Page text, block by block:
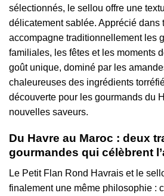
sélectionnés, le sellou offre une
délicatement sablée. Apprécié dans
accompagne traditionnellement les
familiales, les fêtes et les moments
goût unique, dominé par les
chaleureuses des ingrédients
découverte pour les gourmands du
nouvelles saveurs.
Du Havre au Maroc : deux
gourmandes qui célèbrent
Le Petit Flan Rond Havrais et le
finalement une même philosophie :